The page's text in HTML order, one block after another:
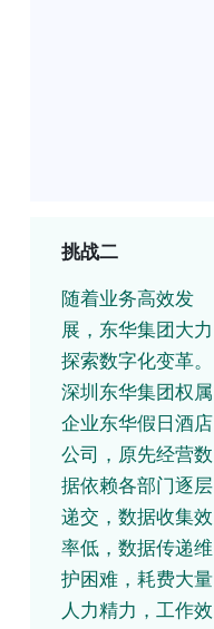
挑战二
随着业务高效发
展，东华集团大力
探索数字化变革。
深圳东华集团权属
企业东华假日酒店
公司，原先经营数
据依赖各部门逐层
递交，数据收集效
率低，数据传递维
护困难，耗费大量
人力精力，工作效